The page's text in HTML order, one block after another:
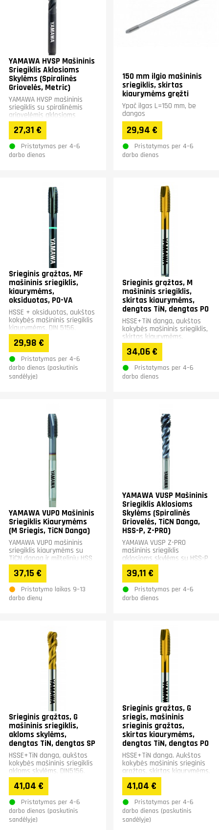
YAMAWA HVSP Mašininis
Sriegiklis Aklosioms
Skylėms (Spiralinės
Griovelės, Metric)
YAMAWA HVSP mašininis
sriegiklis su spiralinėmis
griovelėmis aklosioms
skylėms užtikrina sklandų
drožlių pašalinimą ir ypač...
27,31 €
Pristatymas per 4–6
darbo dienas
150 mm ilgio mašininis
sriegiklis, skirtas
kiaurymėms gręžti
Ypač ilgas L=150 mm, be
dangos
29,94 €
Pristatymas per 4–6
darbo dienas
Srieginis grąžtas, MF
mašininis sriegiklis,
kiaurymėms,
oksiduotas, PO-VA
HSSE + oksiduotas, aukštos
kokybės mašininis sriegiklis
kiaurymėms, DIN 5156.
Plienui ir nerūdijančiajam
plienui.
29,98 €
Pristatymas per 4–6
darbo dienas (paskutinis
sandėlyje)
Srieginis grąžtas, M
mašininis sriegiklis,
skirtas kiaurymėms,
dengtas TiN, dengtas PO
HSSE+TiN danga, aukštos
kokybės mašininis sriegiklis,
skirtas kiaurymėms,
DIN371/376, plienui,
nerūdijančiajam plienui,
ketui...
34,06 €
Pristatymas per 4–6
darbo dienas
YAMAWA VUPO Mašininis
Sriegiklis Kiaurymėms
(M Sriegis, TiCN Danga)
YAMAWA VUPO mašininis
sriegiklis kiaurymėms su
TiCN danga ir milteliniu HSS
plienu užtikrina ilgą
tarnavimo laiką ir stabilų...
37,15 €
Pristatymo laikas 9–13
darbo dienų
YAMAWA VUSP Mašininis
Sriegiklis Aklosioms
Skylėms (Spiralinės
Griovelės, TiCN Danga,
HSS-P, Z-PRO)
YAMAWA VUSP Z-PRO
mašininis sriegiklis
aklosioms skylėms su HSS-P
milteliniu plienu ir TiCN
danga užtikrina ilgą
tarnavimo...
39,11 €
Pristatymas per 4–6
darbo dienas
Srieginis grąžtas, G
mašininis sriegiklis,
akloms skylėms,
dengtas TiN, dengtas SP
HSSE+TiN danga, aukštos
kokybės mašininis sriegiklis
akloms skylėms, DIN5156.
Plienui, nerūdijančiajam
plienui ir nemetalams.
41,04 €
Pristatymas per 4–6
darbo dienas (paskutinis
sandėlyje)
Srieginis grąžtas, G
sriegis, mašininis
srieginis grąžtas,
skirtas kiaurymėms,
dengtas TiN, dengtas PO
HSSE+TiN danga. Aukštos
kokybės mašininis srieginis
grąžtas, skirtas kiaurymėms,
DIN5156. Plienui,
nerūdijančiajam plienui ir...
41,04 €
Pristatymas per 4–6
darbo dienas (paskutinis
sandėlyje)